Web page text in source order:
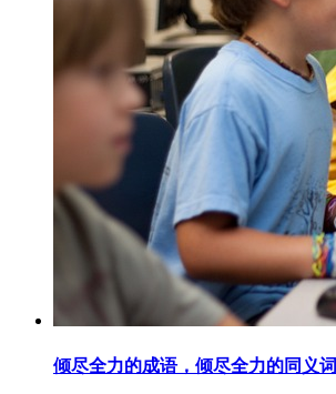
倾尽全力的成语，倾尽全力的同义词